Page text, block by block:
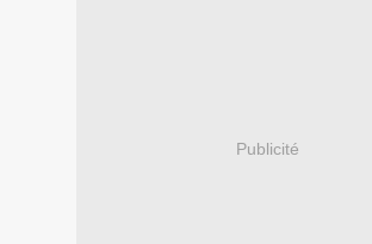
Publicité